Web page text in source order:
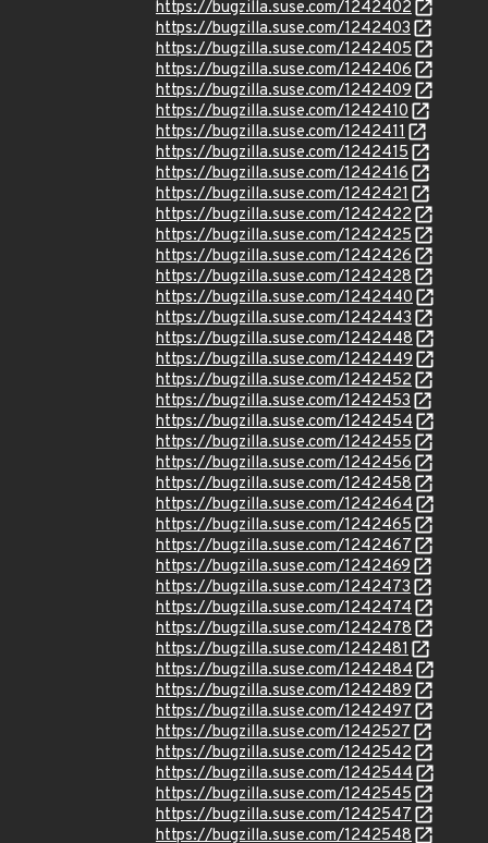
https://bugzilla.suse.com/1242402
https://bugzilla.suse.com/1242403
https://bugzilla.suse.com/1242405
https://bugzilla.suse.com/1242406
https://bugzilla.suse.com/1242409
https://bugzilla.suse.com/1242410
https://bugzilla.suse.com/1242411
https://bugzilla.suse.com/1242415
https://bugzilla.suse.com/1242416
https://bugzilla.suse.com/1242421
https://bugzilla.suse.com/1242422
https://bugzilla.suse.com/1242425
https://bugzilla.suse.com/1242426
https://bugzilla.suse.com/1242428
https://bugzilla.suse.com/1242440
https://bugzilla.suse.com/1242443
https://bugzilla.suse.com/1242448
https://bugzilla.suse.com/1242449
https://bugzilla.suse.com/1242452
https://bugzilla.suse.com/1242453
https://bugzilla.suse.com/1242454
https://bugzilla.suse.com/1242455
https://bugzilla.suse.com/1242456
https://bugzilla.suse.com/1242458
https://bugzilla.suse.com/1242464
https://bugzilla.suse.com/1242465
https://bugzilla.suse.com/1242467
https://bugzilla.suse.com/1242469
https://bugzilla.suse.com/1242473
https://bugzilla.suse.com/1242474
https://bugzilla.suse.com/1242478
https://bugzilla.suse.com/1242481
https://bugzilla.suse.com/1242484
https://bugzilla.suse.com/1242489
https://bugzilla.suse.com/1242497
https://bugzilla.suse.com/1242527
https://bugzilla.suse.com/1242542
https://bugzilla.suse.com/1242544
https://bugzilla.suse.com/1242545
https://bugzilla.suse.com/1242547
https://bugzilla.suse.com/1242548